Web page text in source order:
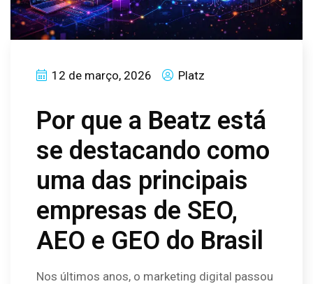
12 de março, 2026 Platz
Por que a Beatz está
se destacando como
uma das principais
empresas de SEO,
AEO e GEO do Brasil
Nos últimos anos, o marketing digital passou